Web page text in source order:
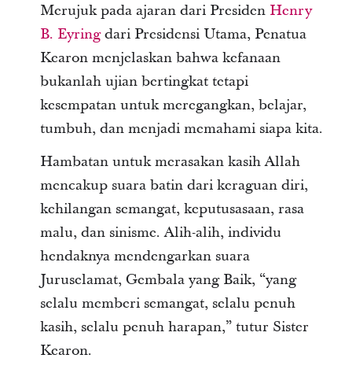
Merujuk pada ajaran dari Presiden Henry
B. Eyringdari Presidensi Utama, Penatua
Kearon menjelaskan bahwa kefanaan
bukanlah ujian bertingkat tetapi
kesempatan untuk meregangkan, belajar,
tumbuh, dan menjadi memahami siapa kita.
Hambatan untuk merasakan kasih Allah
mencakup suara batin dari keraguan diri,
kehilangan semangat, keputusasaan, rasa
malu, dan sinisme. Alih-alih, individu
hendaknya mendengarkan suara
Juruselamat, Gembala yang Baik, “yang
selalu memberi semangat, selalu penuh
kasih, selalu penuh harapan,” tutur Sister
Kearon.